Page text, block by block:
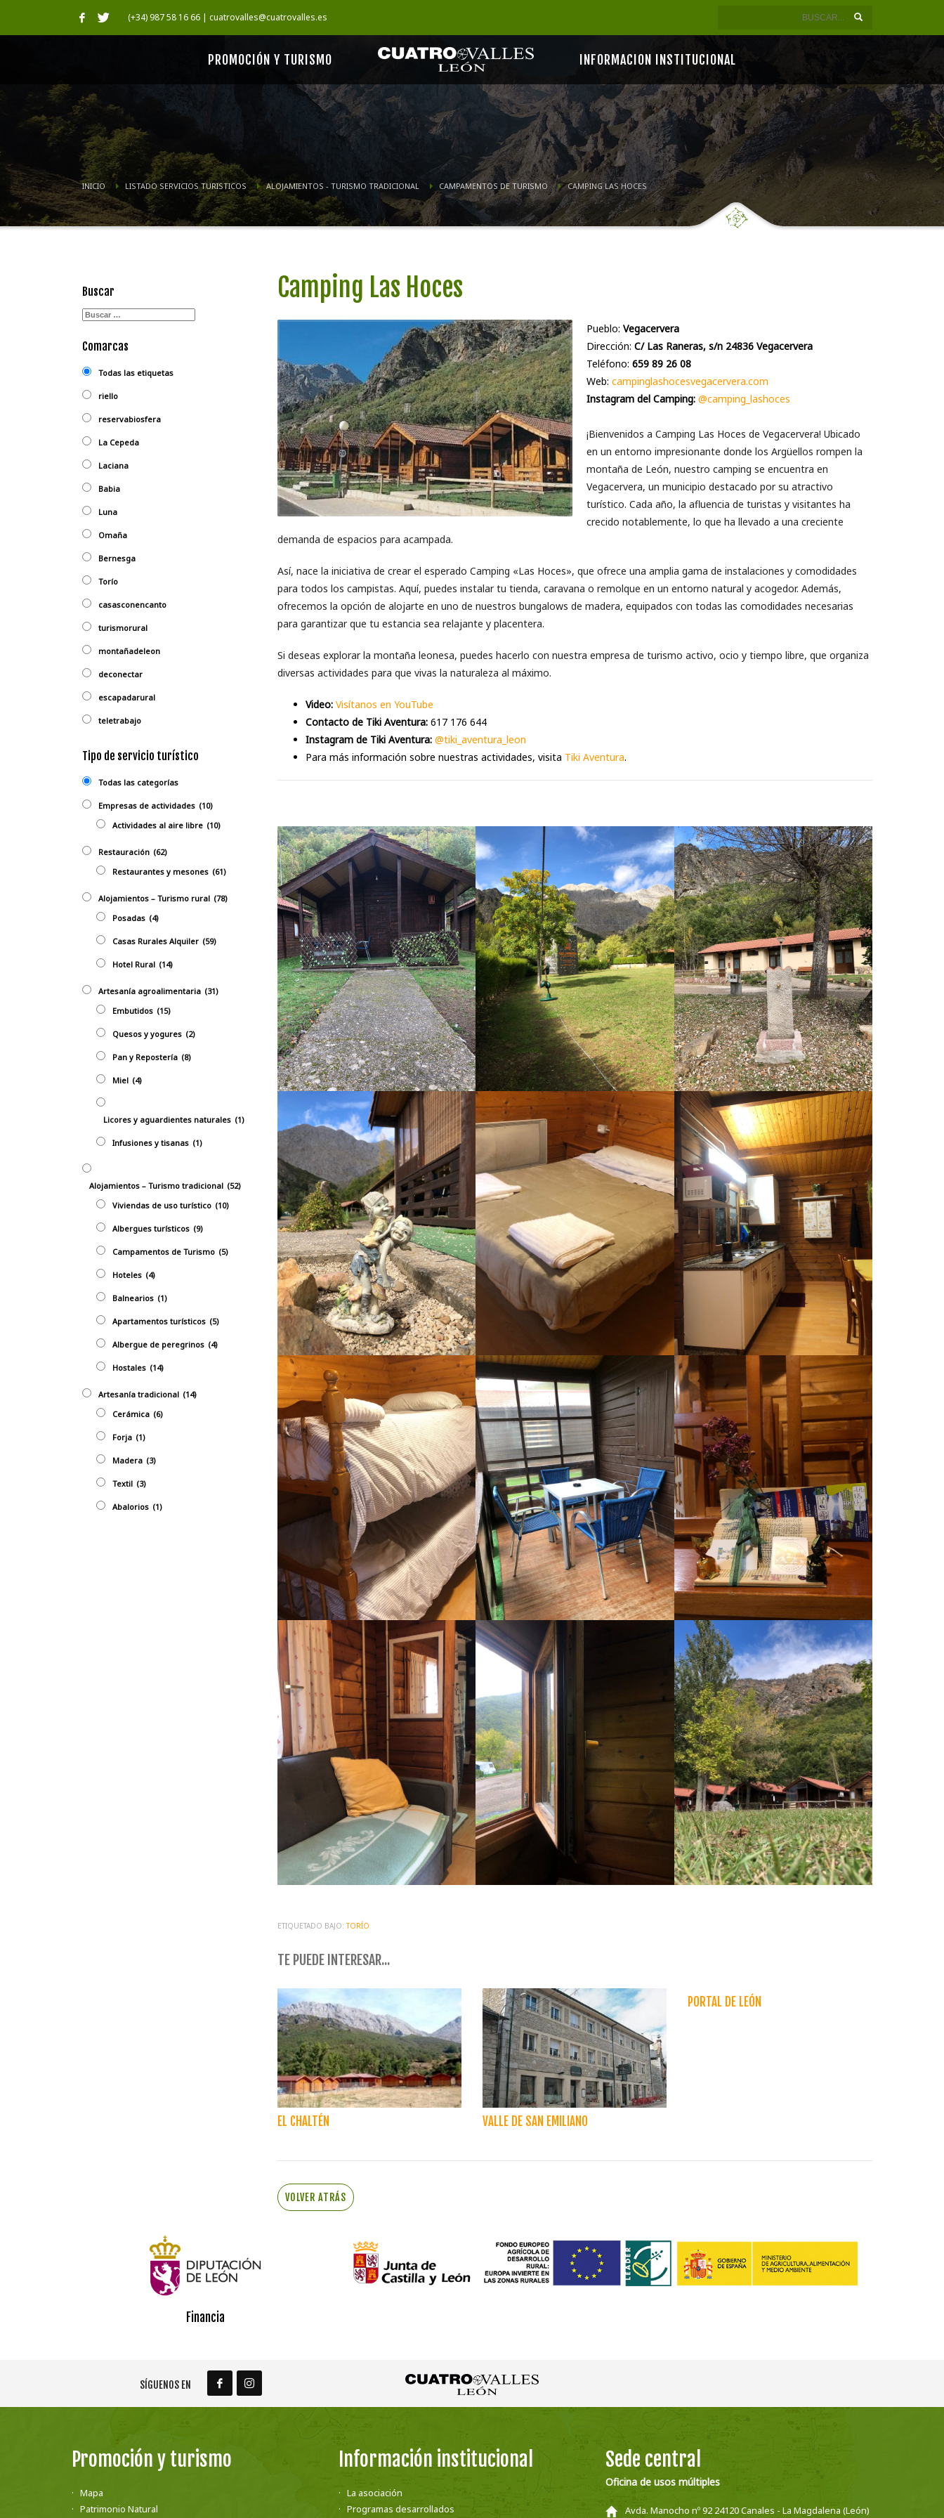
(+34) 987 58 16 66 | cuatrovalles@cuatrovalles.es
PROMOCIÓN Y TURISMO INFORMACION INSTITUCIONAL
INICIO LISTADO SERVICIOS TURISTICOS ALOJAMIENTOS - TURISMO TRADICIONAL CAMPAMENTOS DE TURISMO CAMPING LAS HOCES
Camping Las Hoces
Pueblo: Vegacervera
Dirección: C/ Las Raneras, s/n 24836 Vegacervera
Teléfono: 659 89 26 08
Web: campinglashocesvegacervera.com
Instagram del Camping: @camping_lashoces
¡Bienvenidos a Camping Las Hoces de Vegacervera! Ubicado
en un entorno impresionante donde los Argüellos rompen la
montaña de León, nuestro camping se encuentra en
Vegacervera, un municipio destacado por su atractivo
turístico. Cada año, la afluencia de turistas y visitantes ha
crecido notablemente, lo que ha llevado a una creciente
demanda de espacios para acampada.
Así, nace la iniciativa de crear el esperado Camping «Las Hoces», que ofrece una amplia gama de instalaciones y comodidades
para todos los campistas. Aquí, puedes instalar tu tienda, caravana o remolque en un entorno natural y acogedor. Además,
ofrecemos la opción de alojarte en uno de nuestros bungalows de madera, equipados con todas las comodidades necesarias
para garantizar que tu estancia sea relajante y placentera.
Si deseas explorar la montaña leonesa, puedes hacerlo con nuestra empresa de turismo activo, ocio y tiempo libre, que organiza
diversas actividades para que vivas la naturaleza al máximo.
Video: Visítanos en YouTube
Contacto de Tiki Aventura:617 176 644
Instagram de Tiki Aventura: @tiki_aventura_leon
Para más información sobre nuestras actividades, visita Tiki Aventura.
ETIQUETADO BAJO: TORÍO
TE PUEDE INTERESAR...
EL CHALTÉN VALLE DE SAN EMILIANO
PORTAL DE LEÓN
VOLVER ATRÁS
Buscar
Comarcas
Todas las etiquetas
riello
reservabiosfera
La Cepeda
Laciana
Babia
Luna
Omaña
Bernesga
Torío
casasconencanto
turismorural
montañadeleon
deconectar
escapadarural
teletrabajo
Tipo de servicio turístico
Todas las categorías
Empresas de actividades (10)
Actividades al aire libre (10)
Restauración (62)
Restaurantes y mesones (61)
Alojamientos – Turismo rural (78)
Posadas (4)
Casas Rurales Alquiler (59)
Hotel Rural (14)
Artesanía agroalimentaria (31)
Embutidos (15)
Quesos y yogures (2)
Pan y Repostería (8)
Miel (4)
Licores y aguardientes naturales (1)
Infusiones y tisanas (1)
Alojamientos – Turismo tradicional (52)
Viviendas de uso turístico (10)
Albergues turísticos (9)
Campamentos de Turismo (5)
Hoteles (4)
Balnearios (1)
Apartamentos turísticos (5)
Albergue de peregrinos (4)
Hostales (14)
Artesaní­a tradicional (14)
Cerámica (6)
Forja (1)
Madera (3)
Textil (3)
Abalorios (1)
Financia
SÍGUENOS EN
Promoción y turismo
Mapa
Patrimonio Natural
Información institucional
La asociación
Programas desarrollados
Sede central
Oficina de usos múltiples
Avda. Manocho nº 92 24120 Canales - La Magdalena (León)